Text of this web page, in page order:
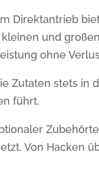
Direktantrieb
und
ohne
Zutaten stets in
führt.
Von Hacken